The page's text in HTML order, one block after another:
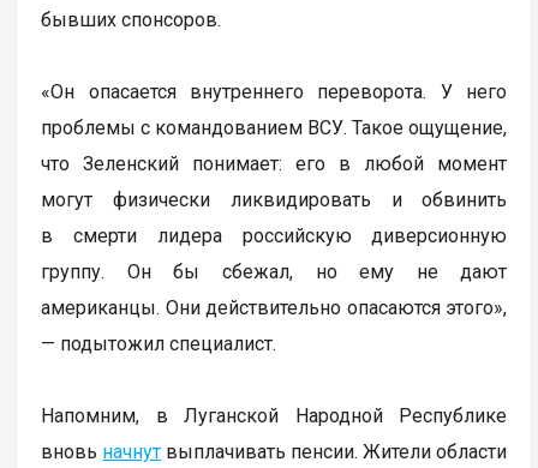
бывших спонсоров.
«Он опасается внутреннего переворота. У него
проблемы с командованием ВСУ. Такое ощущение,
что Зеленский понимает: его в любой момент
могут физически ликвидировать и обвинить
в смерти лидера российскую диверсионную
группу. Он бы сбежал, но ему не дают
американцы. Они действительно опасаются этого»,
— подытожил специалист.
Напомним, в Луганской Народной Республике
вновь начнут выплачивать пенсии. Жители области